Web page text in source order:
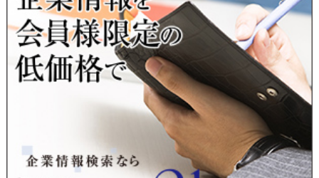
人または代理人の請求応じて、個人データの通知・開示・訂
正・追加・削除・利用停止・提供停止の請求に応じます。
受付方法は、本人確認資料（運転免許証、パスポート何れかの
コピー）、「個人情報取扱申請書」「委任状」（代理人による
申請の場合のみ必要となります）を当社宛にお送り下さい。
＜個人情報保護に関するお問合せ・相談窓口＞
〒802-0004 北九州市小倉北区鍛冶町2丁目5-11（第一東経ビ
フリーダイヤル 0120-55-9986
受付時間 平日9：00～17：00